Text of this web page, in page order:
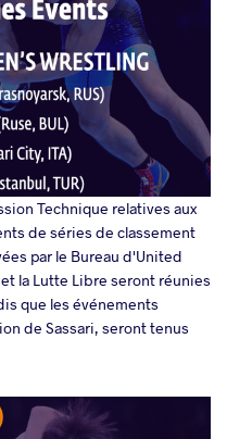
Technique relatives aux
de séries de classement
par le Bureau d'United
la Lutte Libre seront réunies
que les événements
de Sassari, seront tenus